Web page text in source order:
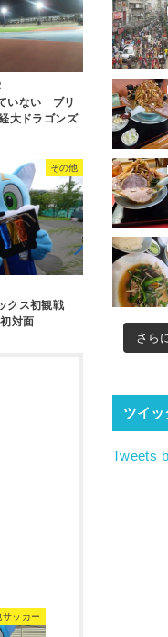
いない ブリ
大ドラゴンズ
その他
クス初観戦
対面
サッカー
さら
ツイ
Tweets